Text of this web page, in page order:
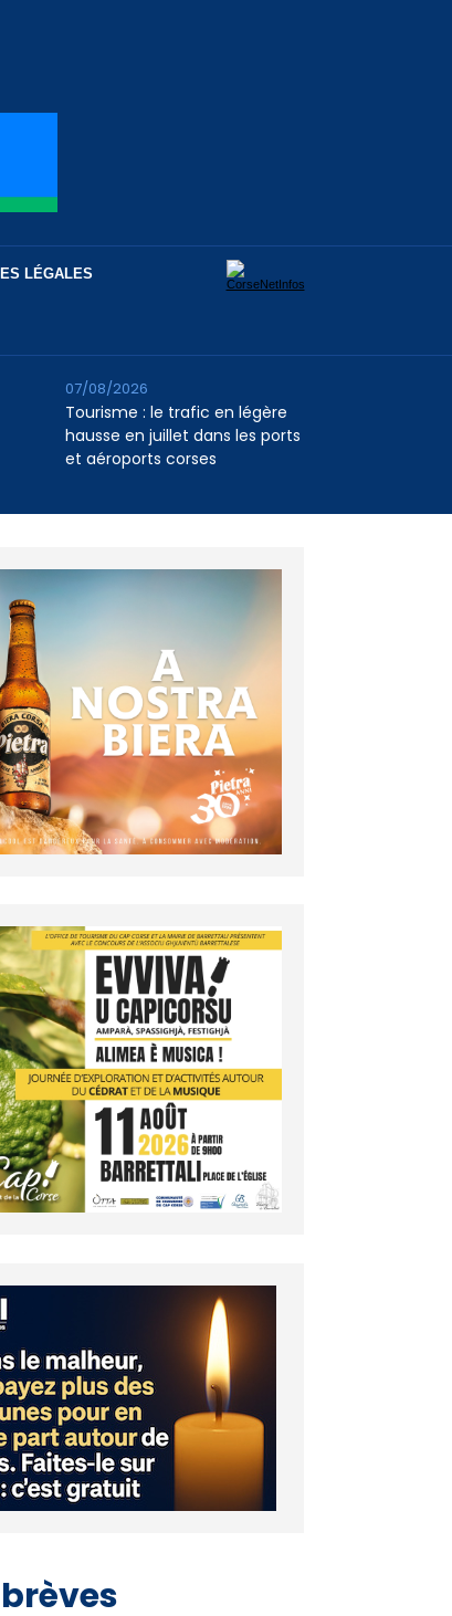
LÉGALES
Tourisme : le trafic en légère
hausse en juillet dans les ports
et aéroports corses
07/08/2026